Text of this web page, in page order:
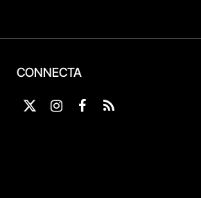
CONNECTA
X
Instagram
Facebook
RSS